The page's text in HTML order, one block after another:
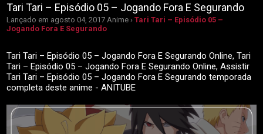
Tari Tari – Episódio 05 – Jogando Fora E Segurando
Lançado em agosto 04, 2017 Anime ›Tari Tari – Episódio 05 –
Jogando Fora E Segurando
Tari Tari – Episódio 05 – Jogando Fora E Segurando Online, Tari
Tari – Episódio 05 – Jogando Fora E Segurando Online, Assistir
Tari Tari – Episódio 05 – Jogando Fora E Segurando temporada
completa deste anime - ANITUBE